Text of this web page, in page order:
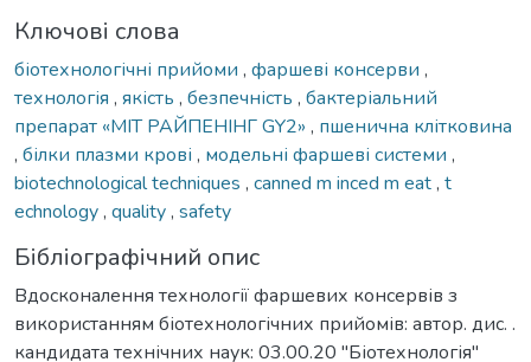
Ключові слова
біотехнологічні прийоми , фаршеві консерви ,
технологія , якість , безпечність , бактеріальний
препарат «МІТ РАЙПЕНІНГ GY2» , пшенична клітковина
, білки плазми крові , модельні фаршеві системи ,
biotechnological techniques , canned m inced m eat, t
echnology, quality, safety
Бібліографічний опис
Вдосконалення технології фаршевих консервів з
використанням біотехнологічних прийомів: автор. дис. .
кандидата технічних наук: 03.00.20 "Біотехнологія"